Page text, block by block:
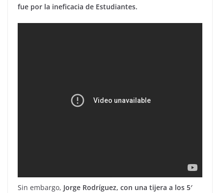
fue por la ineficacia de Estudiantes.
Sin embargo, Jorge Rodríguez, con una tijera a los 5′